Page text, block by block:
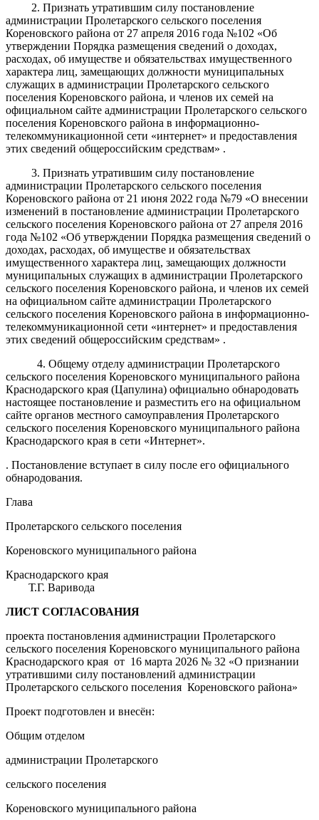
2. Признать утратившим силу постановление
администрации Пролетарского сельского поселения
Кореновского района от 27 апреля 2016 года №102 «Об
утверждении Порядка размещения сведений о доходах,
расходах, об имуществе и обязательствах имущественного
характера лиц, замещающих должности муниципальных
служащих в администрации Пролетарского сельского
поселения Кореновского района, и членов их семей на
официальном сайте администрации Пролетарского сельского
поселения Кореновского района в информационно-
телекоммуникационной сети «интернет» и предоставления
этих сведений общероссийским средствам» .
3. Признать утратившим силу постановление
администрации Пролетарского сельского поселения
Кореновского района от 21 июня 2022 года №79 «О внесении
изменений в постановление администрации Пролетарского
сельского поселения Кореновского района от 27 апреля 2016
года №102 «Об утверждении Порядка размещения сведений о
доходах, расходах, об имуществе и обязательствах
имущественного характера лиц, замещающих должности
муниципальных служащих в администрации Пролетарского
сельского поселения Кореновского района, и членов их семей
на официальном сайте администрации Пролетарского
сельского поселения Кореновского района в информационно-
телекоммуникационной сети «интернет» и предоставления
этих сведений общероссийским средствам» .
4. Общему отделу администрации Пролетарского
сельского поселения Кореновского муниципального района
Краснодарского края (Цапулина) официально обнародовать
настоящее постановление и разместить его на официальном
сайте органов местного самоуправления Пролетарского
сельского поселения Кореновского муниципального района
Краснодарского края в сети «Интернет».
. Постановление вступает в силу после его официального
обнародования.
Глава
Пролетарского сельского поселения
Кореновского муниципального района
Краснодарского края
Т.Г. Варивода
ЛИСТ СОГЛАСОВАНИЯ
проекта постановления администрации Пролетарского
сельского поселения Кореновского муниципального района
Краснодарского края от 16 марта 2026 № 32 «О признании
утратившими силу постановлений администрации
Пролетарского сельского поселения Кореновского района»
Проект подготовлен и внесён:
Общим отделом
администрации Пролетарского
сельского поселения
Кореновского муниципального района